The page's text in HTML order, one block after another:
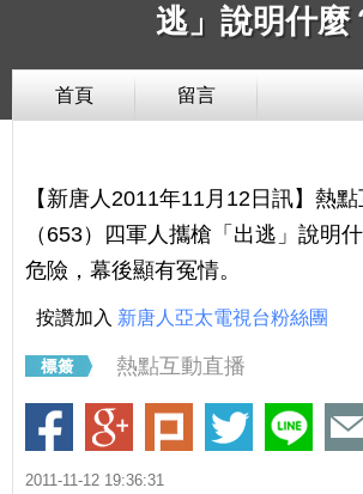
逃」說明什麼
首頁 留言
【新唐人2011年11月12日訊】熱
（653）四軍人攜槍「出逃」說明
危險，幕後顯有冤情。
按讚加入 新唐人亞太電視台粉絲團
熱點互動直播
2011-11-12 19:36:31